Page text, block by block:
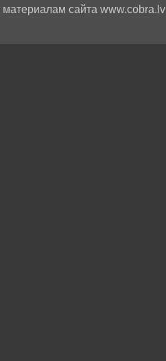
материалам сайта www.cobra.lv